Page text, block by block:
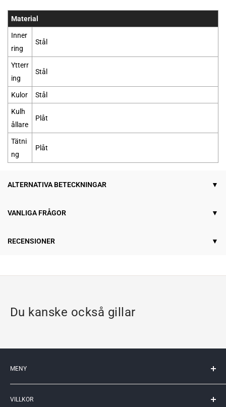
Material
Inner
ring
Stål
Ytterr
ing
Stål
Kulor Stål
Kulh
ållare
Plåt
Tätni
ng
Plåt
ALTERNATIVA BETECKNINGAR
VANLIGA FRÅGOR
RECENSIONER
Du kanske också gillar
MENY
Mitt konto
Kontakta oss
VILLKOR